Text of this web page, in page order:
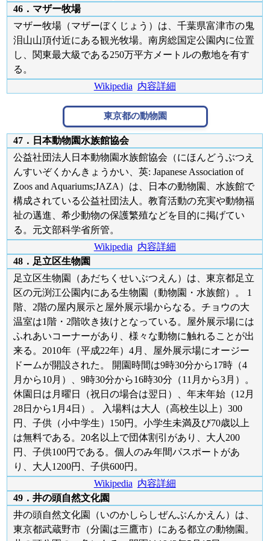
46．マザー牧場
マザー牧場（マザーぼくじょう）は、千葉県富津市の鬼
泪山山頂付近にある観光牧場。南房総国定公園内に位置
し、関東最大級である250万平方メートルの敷地を有す
る。
Wikipedia 内容詳細
東京都の動物園
47．日本動物園水族館協会
公益社団法人日本動物園水族館協会（にほんどうぶつえ
んすいぞくかんきょうかい、英: Japanese Association of
Zoos and Aquariums;JAZA）は、日本の動物園、水族館で
構成されている公益社団法人。教育活動の充実や動物福
祉の邁進、希少動物の保護繁殖などを目的に掲げてい
る。元文部科学省所管。
Wikipedia 内容詳細
48．足立区生物園
足立区生物園（あだちくせいぶつえん）は、東京都足立
区の元渕江公園内にある生物園（動物園・水族館）。 1
階、2階の屋内展示と屋外展示場からなる。チョウの大
温室は1階・2階吹き抜けとなっている。屋外展示場には
ふれあいコーナーがあり、様々な動物に触れることが出
来る。2010年（平成22年）4月、屋外展示場にオージー
ドームが開設された。 開園時間は9時30分から17時（4
月から10月）、9時30分から16時30分（11月から3月）。
休園日は月曜日（祝日の場合は翌日）、年末年始（12月
28日から1月4日）。 入場料は大人（高校生以上）300
円、子供（小中学生）150円。小学生未満及び70歳以上
は無料である。20名以上で団体割引があり、大人200
円、子供100円である。個人のみ年間パスポートがあ
り、大人1200円、子供600円。
Wikipedia 内容詳細
49．井の頭自然文化園
井の頭自然文化園（いのかしらしぜんぶんかえん）は、
東京都武蔵野市（分園は三鷹市）にある都立の動物園。